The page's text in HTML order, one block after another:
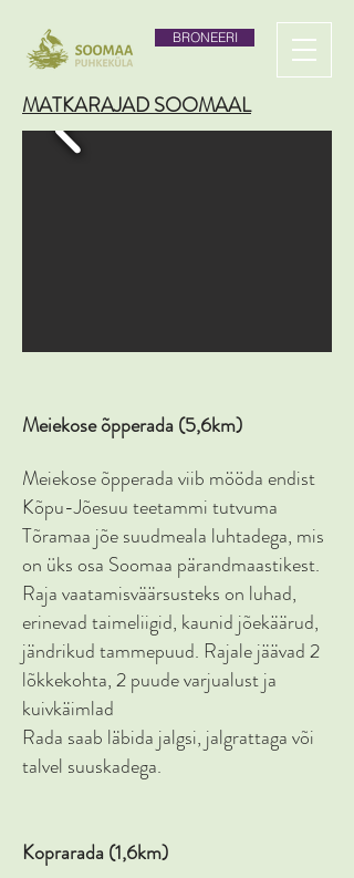
BRONEERI
MATKARAJAD SOOMAAL
Meiekose õpperada (5,6km)
Meiekose õpperada viib mööda endist
Kõpu-Jõesuu teetammi tutvuma
Tõramaa jõe suudmeala luhtadega, mis
on üks osa Soomaa pärandmaastikest.
Raja vaatamisväärsusteks on luhad,
erinevad taimeliigid, kaunid jõekäärud,
jändrikud tammepuud. Rajale jäävad 2
lõkkekohta, 2 puude varjualust ja
kuivkäimlad
Rada saab läbida jalgsi, jalgrattaga või
talvel suuskadega.
Koprarada (1,6km)